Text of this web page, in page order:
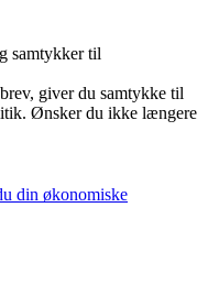
samtykker til
giver du samtykke til
Ønsker du ikke længere
din økonomiske